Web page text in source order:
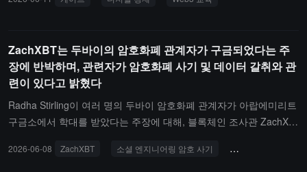
및 모의 거래 실습 등을 통해 학생들에게 블록체인과 디지털 경제의
요 및 직업 개발 경로 등 주제를 중심으로 공유하며, 실제 비즈니스
사례를 통해 디지털 자산 산업의 발전 현황과 미래 기회를 소개합니
다. 인터랙티브 교류 시간에는 학생들이 산업 트렌드, 디지털 결제 혁
신 및 직업 계획 등 주제에 대해 활발히 질문하며 현장 반응이 긍정적
이었습니다. 모의 거래 대회에서는 학생들이 실전 연습을 통해 디지
작업과 결합합니다.이번 협력은 학생들에게 최전선 기술과 산업 실습
ZachXBT는 두바이의 암호화폐 관계자가 구금되었다는 주
장에 반박하며, 관련자가 암호화폐 사기 및 데이터 갈취와 관
련이 있다고 밝혔다
Radha Stirling이 여러 명의 두바이 암호화폐 관계자가 아랍에미리트
구금소에서 학대를 받았다는 주장에 대해, 블록체인 조사관 ZachXB
자이며, 고위험 사회 공학 암호 사기 및 데이터 랜섬웨어에 연루된 혐
2026-06-08 ZachXBT 소셜 엔지니어링 암호 사기 데이터 랜섬웨어